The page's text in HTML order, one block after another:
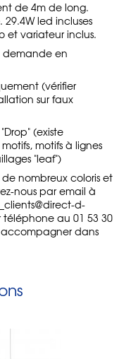
de 4m de long.
led incluses
et variateur inclus.
demande en
(vérifier
sur faux
(existe
motifs à lignes
"leaf")
nombreux coloris et
nous par email à
d-
au 01 53 30
accompagner dans